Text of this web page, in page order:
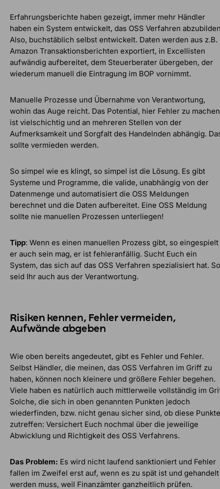
Erfahrungsberichte haben gezeigt, immer mehr Händler
haben ein System entwickelt, das OSS Verfahren
Also, buchstäblich selbst entwickelt. Daten werden aus z.B.
Amazon Transaktionsberichten exportiert, in Excellisten
aufwändig aufbereitet, dem Steuerberater übergeben, der
wiederum manuell die Eintragung im BOP vornimmt.
Manuelle Prozesse und Übernahme von Verantwortung,
wohin das Auge reicht. Das Potential, hier Fehler zu
ist vielschichtig und an mehreren Stellen von der
Aufmerksamkeit und Sorgfalt des Handelnden abhängig.
sollte vermieden werden.
So simpel wie es klingt, so simpel ist die Lösung. Es gibt
Systeme und Programme, die valide, unabhängig von der
Datenmenge und automatisiert die OSS Meldungen
berechnet und die Daten aufbereitet. Eine OSS Meldung
sollte nie manuellen Prozessen unterliegen!
Tipp: Wenn es einen manuellen Prozess gibt, so eingespielt
er auch sein mag, er ist fehleranfällig. Sucht Euch ein
System, das sich auf das OSS Verfahren spezialisiert hat. So
seid Ihr auch aus der Verantwortung.
Risiken kennen, Fehler vermeiden,
Aufwände abgeben
Wie oben bereits angedeutet, gibt es Fehler und Fehler.
Selbst Händler, die meinen, das OSS Verfahren im Griff zu
haben, können noch kleinere und größere Fehler begehen.
Viele haben es natürlich auch mittlerweile vollständig im
Solche, die sich in oben genannten Punkten jedoch
wiederfinden, bzw. nicht genau sicher sind, ob diese Punkte
zutreffen: Versichert Euch nochmal über die jeweilige
Abwicklung und Richtigkeit des OSS Verfahrens.
Das Problem: Es wird nicht laufend sanktioniert und Fehler
fallen im Zweifel erst auf, wenn es zu spät ist und gehandelt
werden muss, weil Finanzämter ganzheitlich prüfen.